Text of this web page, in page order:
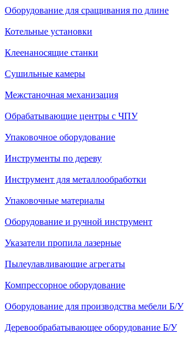
Оборудование для сращивания по длине
Котельные установки
Клеенаносящие станки
Сушильные камеры
Межстаночная механизация
Обрабатывающие центры с ЧПУ
Упаковочное оборудование
Инструменты по дереву
Инструмент для металлообработки
Упаковочные материалы
Оборудование и ручной инструмент
Указатели пропила лазерные
Пылеулавливающие агрегаты
Компрессорное оборудование
Оборудование для производства мебели Б/У
Деревообрабатывающее оборудование Б/У